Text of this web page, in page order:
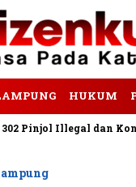
HUKUM
Illegal dan Konten